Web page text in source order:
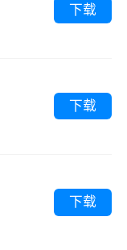
下载
下载
下载